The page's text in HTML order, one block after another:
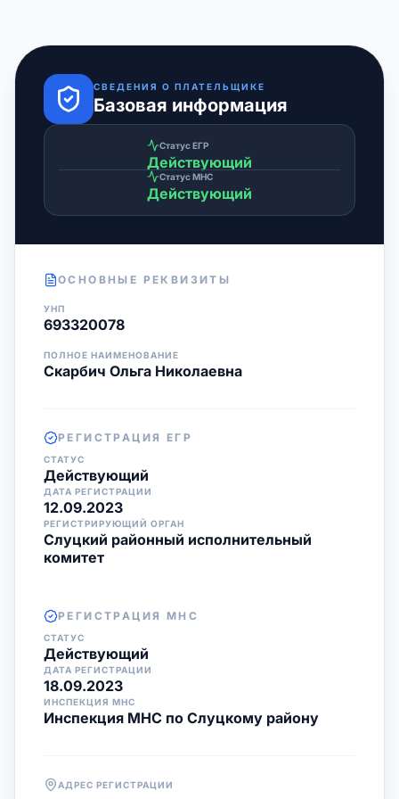
СВЕДЕНИЯ О ПЛАТЕЛЬЩИКЕ
Базовая информация
Статус ЕГР
Действующий
Статус МНС
Действующий
ОСНОВНЫЕ РЕКВИЗИТЫ
УНП
693320078
ПОЛНОЕ НАИМЕНОВАНИЕ
Скарбич Ольга Николаевна
РЕГИСТРАЦИЯ ЕГР
СТАТУС
Действующий
ДАТА РЕГИСТРАЦИИ
12.09.2023
РЕГИСТРИРУЮЩИЙ ОРГАН
Слуцкий районный исполнительный
комитет
РЕГИСТРАЦИЯ МНС
СТАТУС
Действующий
ДАТА РЕГИСТРАЦИИ
18.09.2023
ИНСПЕКЦИЯ МНС
Инспекция МНС по Слуцкому району
АДРЕС РЕГИСТРАЦИИ